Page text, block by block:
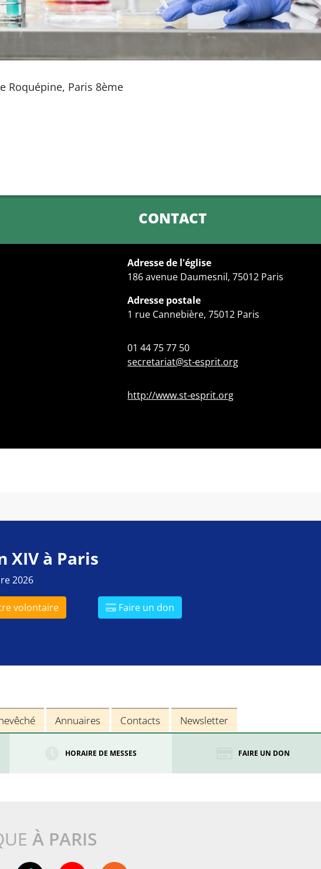
Roquépine, Paris 8ème
CONTACT
Adresse de l'église
186 avenue Daumesnil, 75012 Paris
Adresse postale
1 rue Cannebière, 75012 Paris
01 44 75 77 50
secretariat@st-esprit.org
http://www.st-esprit.org
XIV à Paris
2026
volontaire Faire un don
Annuaires Contacts Newsletter
HORAIRE DE MESSES FAIRE UN DON
À PARIS